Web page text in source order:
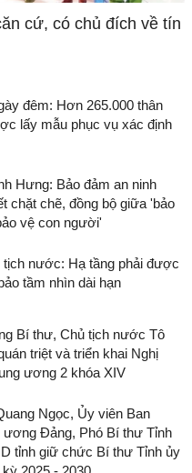
cứ, có chủ đích về tín
đêm: Hơn 265.000 thân
lấy mẫu phục vụ xác định
Hưng: Bảo đảm an ninh
chặt chẽ, đồng bộ giữa 'bảo
vệ con người'
nước: Hạ tầng phải được
tầm nhìn dài hạn
Bí thư, Chủ tịch nước Tô
triệt và triển khai Nghị
ương 2 khóa XIV
Ngọc, Ủy viên Ban
ương Đảng, Phó Bí thư Tỉnh
tỉnh giữ chức Bí thư Tỉnh ủy